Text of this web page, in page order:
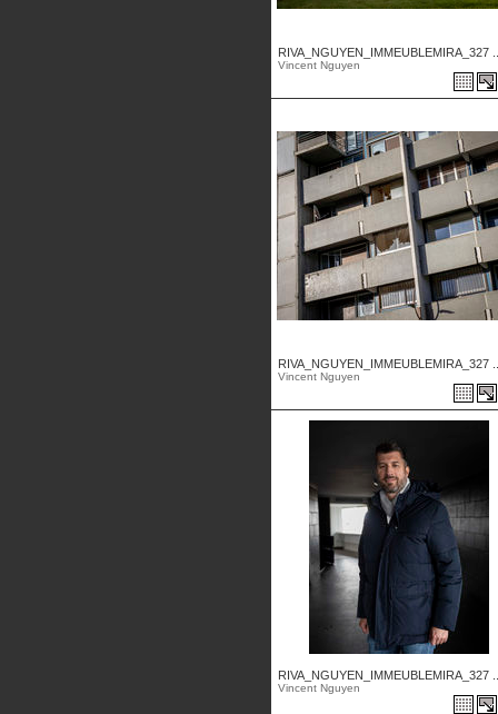
RIVA_NGUYEN_IMMEUBLEMIRA_327
Vincent Nguyen
RIVA_NGUYEN_IMMEUBLEMIRA_327
Vincent Nguyen
RIVA_NGUYEN_IMMEUBLEMIRA_327
Vincent Nguyen